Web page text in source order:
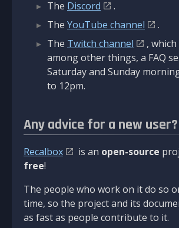
The Discord
.
The YouTube channel
.
The Twitch channel
,
among other things, a FAQ
Saturday and Sunday
to 12pm.
Any advice for a new user?
Recalbox is an open-source
free!
The people who work on it do so
time, so the project and its
as fast as people contribute to it.